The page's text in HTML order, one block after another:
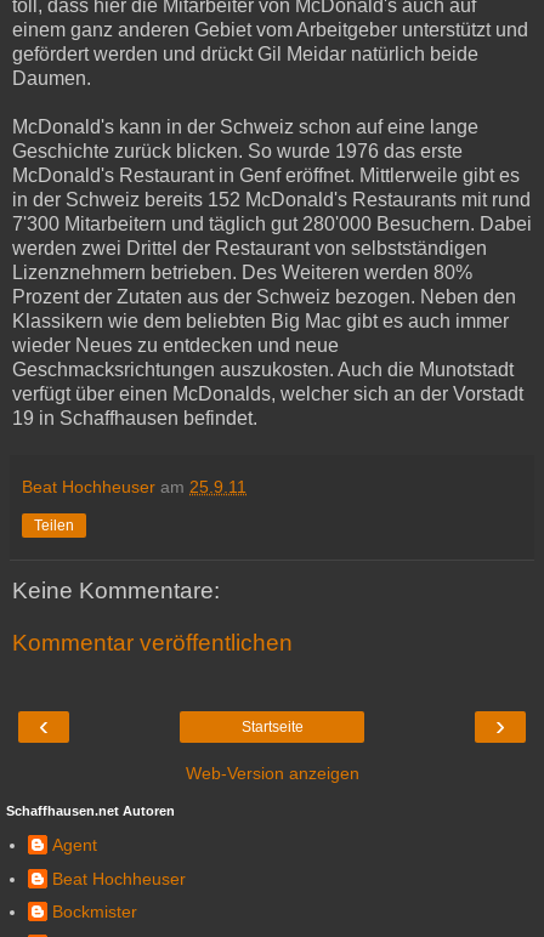
toll, dass hier die Mitarbeiter von McDonald's auch auf
einem ganz anderen Gebiet vom Arbeitgeber unterstützt und
gefördert werden und drückt Gil Meidar natürlich beide
Daumen.
McDonald's kann in der Schweiz schon auf eine lange
Geschichte zurück blicken. So wurde 1976 das erste
McDonald's Restaurant in Genf eröffnet. Mittlerweile gibt es
in der Schweiz bereits 152 McDonald's Restaurants mit rund
7'300 Mitarbeitern und täglich gut 280'000 Besuchern. Dabei
werden zwei Drittel der Restaurant von selbstständigen
Lizenznehmern betrieben. Des Weiteren werden 80%
Prozent der Zutaten aus der Schweiz bezogen. Neben den
Klassikern wie dem beliebten Big Mac gibt es auch immer
wieder Neues zu entdecken und neue
Geschmacksrichtungen auszukosten. Auch die Munotstadt
verfügt über einen McDonalds, welcher sich an der Vorstadt
19 in Schaffhausen befindet.
Beat Hochheuser am 25.9.11
Teilen
Keine Kommentare:
Kommentar veröffentlichen
‹ ›
Startseite
Web-Version anzeigen
Schaffhausen.net Autoren
Agent
Beat Hochheuser
Bockmister